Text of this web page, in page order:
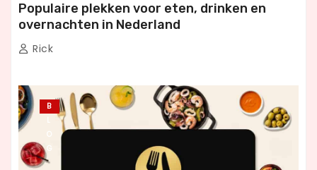
Populaire plekken voor eten, drinken en
overnachten in Nederland
Rick
B
L
O
G